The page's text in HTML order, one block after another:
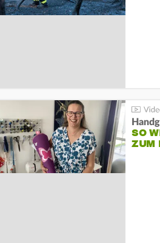
SO
ZUM